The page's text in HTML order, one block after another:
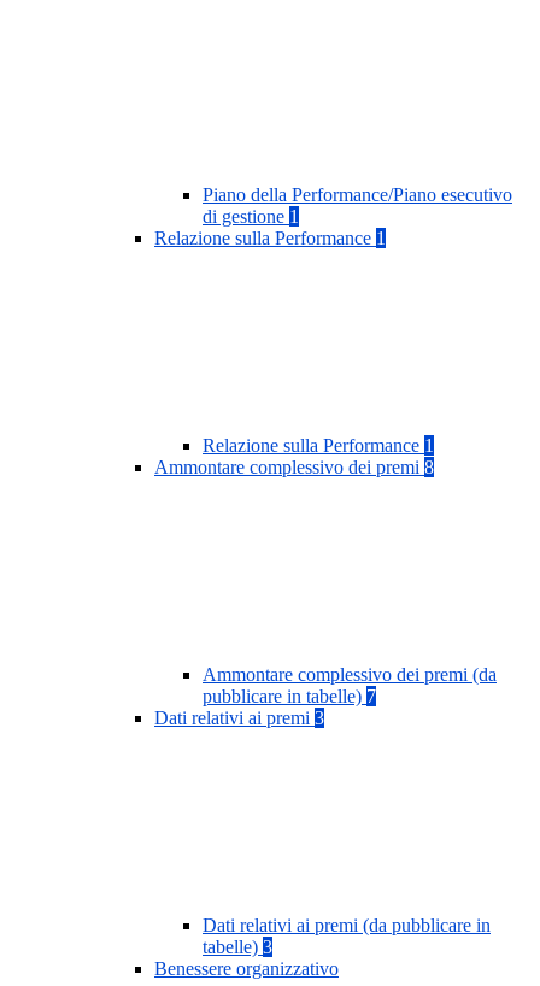
Piano della Performance/Piano esecutivo
di gestione 1
Relazione sulla Performance 1
Relazione sulla Performance 1
Ammontare complessivo dei premi 8
Ammontare complessivo dei premi (da
pubblicare in tabelle) 7
Dati relativi ai premi 3
Dati relativi ai premi (da pubblicare in
tabelle) 3
Benessere organizzativo